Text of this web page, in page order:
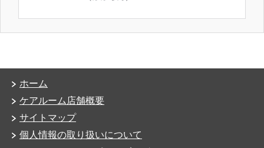
ホーム
ケアルーム店舗概要
サイトマップ
個人情報の取り扱いについて